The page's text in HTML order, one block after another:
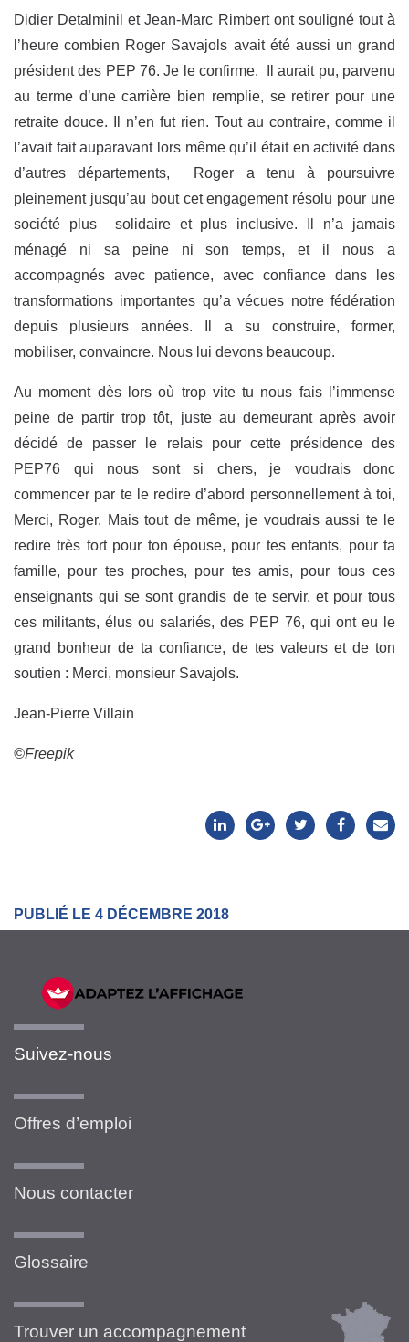
Didier Detalminil et Jean-Marc Rimbert ont souligné tout à
l’heure combien Roger Savajols avait été aussi un grand
président des PEP 76. Je le confirme. Il aurait pu, parvenu
au terme d’une carrière bien remplie, se retirer pour une
retraite douce. Il n’en fut rien. Tout au contraire, comme il
l’avait fait auparavant lors même qu’il était en activité dans
d’autres départements, Roger a tenu à poursuivre
pleinement jusqu’au bout cet engagement résolu pour une
société plus solidaire et plus inclusive. Il n’a jamais
ménagé ni sa peine ni son temps, et il nous a
accompagnés avec patience, avec confiance dans les
transformations importantes qu’a vécues notre fédération
depuis plusieurs années. Il a su construire, former,
mobiliser, convaincre. Nous lui devons beaucoup.
Au moment dès lors où trop vite tu nous fais l’immense
peine de partir trop tôt, juste au demeurant après avoir
décidé de passer le relais pour cette présidence des
PEP76 qui nous sont si chers, je voudrais donc
commencer par te le redire d’abord personnellement à toi,
Merci, Roger. Mais tout de même, je voudrais aussi te le
redire très fort pour ton épouse, pour tes enfants, pour ta
famille, pour tes proches, pour tes amis, pour tous ces
enseignants qui se sont grandis de te servir, et pour tous
ces militants, élus ou salariés, des PEP 76, qui ont eu le
grand bonheur de ta confiance, de tes valeurs et de ton
soutien : Merci, monsieur Savajols.
Jean-Pierre Villain
©Freepik
PUBLIÉ LE 4 DÉCEMBRE 2018
Suivez-nous
Offres d’emploi
Nous contacter
Glossaire
Trouver un accompagnement